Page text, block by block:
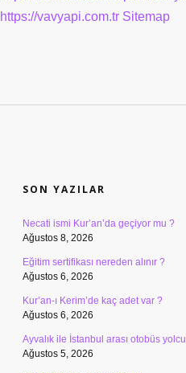
https://vavyapi.com.tr Sitemap
SON YAZILAR
Necati ismi Kur’an’da geçiyor mu ?
Ağustos 8, 2026
Eğitim sertifikası nereden alınır ?
Ağustos 6, 2026
Kur’an-ı Kerim’de kaç adet var ?
Ağustos 6, 2026
Ayvalık ile İstanbul arası otobüs
Ağustos 5, 2026